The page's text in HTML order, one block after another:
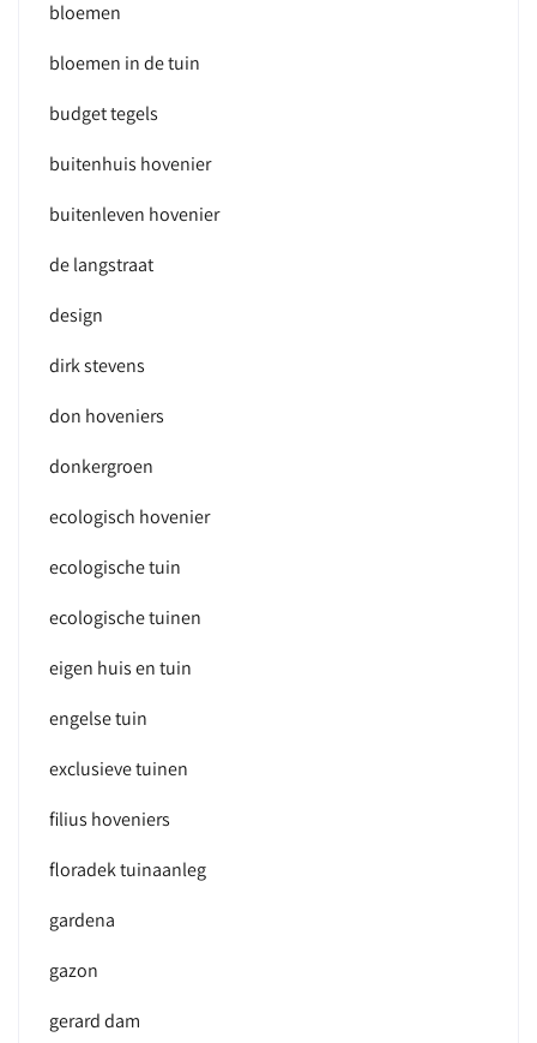
bloemen
bloemen in de tuin
budget tegels
buitenhuis hovenier
buitenleven hovenier
de langstraat
design
dirk stevens
don hoveniers
donkergroen
ecologisch hovenier
ecologische tuin
ecologische tuinen
eigen huis en tuin
engelse tuin
exclusieve tuinen
filius hoveniers
floradek tuinaanleg
gardena
gazon
gerard dam